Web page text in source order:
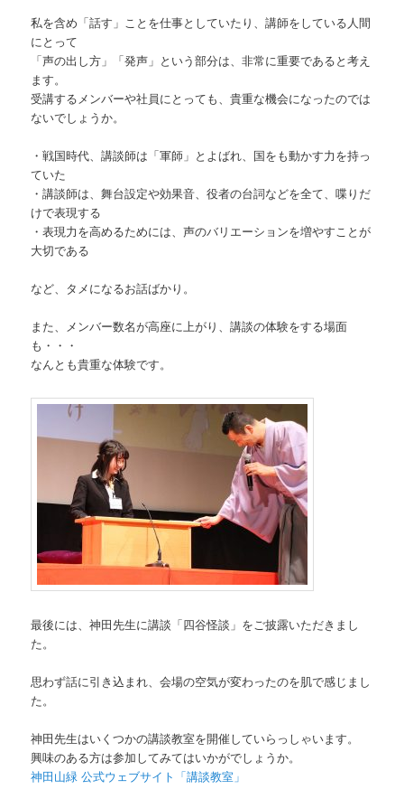
私を含め「話す」ことを仕事としていたり、講師をしている人間
にとって
「声の出し方」「発声」という部分は、非常に重要であると考え
ます。
受講するメンバーや社員にとっても、貴重な機会になったのでは
ないでしょうか。
・戦国時代、講談師は「軍師」とよばれ、国をも動かす力を持っ
ていた
・講談師は、舞台設定や効果音、役者の台詞などを全て、喋りだ
けで表現する
・表現力を高めるためには、声のバリエーションを増やすことが
大切である
など、タメになるお話ばかり。
また、メンバー数名が高座に上がり、講談の体験をする場面
も・・・
なんとも貴重な体験です。
最後には、神田先生に講談「四谷怪談」をご披露いただきまし
た。
思わず話に引き込まれ、会場の空気が変わったのを肌で感じまし
た。
神田先生はいくつかの講談教室を開催していらっしゃいます。
興味のある方は参加してみてはいかがでしょうか。
神田山緑 公式ウェブサイト「講談教室」